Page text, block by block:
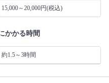
15,000～20,000円(税込)
かかる時間
約1.5～3時間